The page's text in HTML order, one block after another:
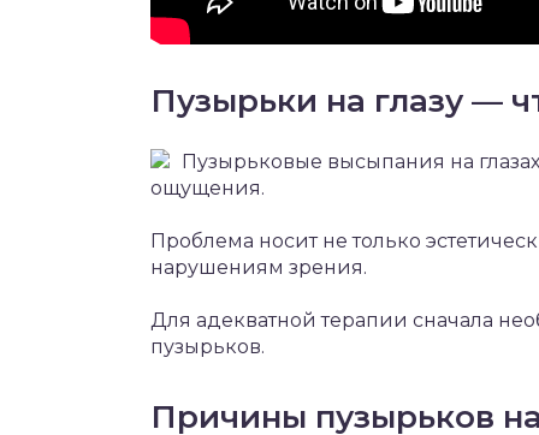
Пузырьки на глазу —
Пузырьковые высыпания на
ощущения.
Проблема носит не только
нарушениям зрения.
Для адекватной терапии сначала
пузырьков.
Причины пузырьков